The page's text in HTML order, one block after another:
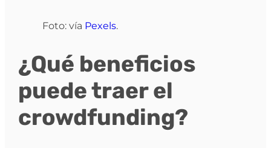
Foto: vía Pexels.
¿Qué beneficios
puede traer el
crowdfunding?